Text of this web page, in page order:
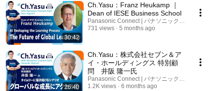
30:42
Ch.Yasu：Franz Heukamp ｜
Dean of IESE Business School
Panasonic Connect | パナソニック コネクト
731 views
5 months ago
26:40
Ch.Yasu：株式会社セブン＆ア
イ・ホールディングス 特別顧
問 井阪 隆一氏
Panasonic Connect | パナソニック コネクト
1.2K views
6 months ago